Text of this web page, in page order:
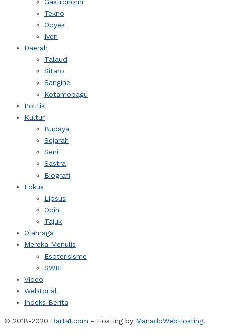
Tekno
Obyek
Iven
Daerah
Talaud
Sitaro
Sangihe
Kotamobagu
Politik
Kultur
Budaya
Sejarah
Seni
Sastra
Biografi
Fokus
Lipsus
Opini
Tajuk
Olahraga
Mereka Menulis
Esoterisisme
SWRF
Video
Webtorial
Indeks Berita
© 2018-2020 Barta1.com - Hosting by ManadoWebHosting.